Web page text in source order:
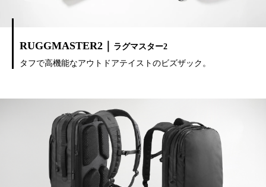
RUGGMASTER2｜
ラグマスター2
タフで高機能なアウトドアテイストのビズザック。